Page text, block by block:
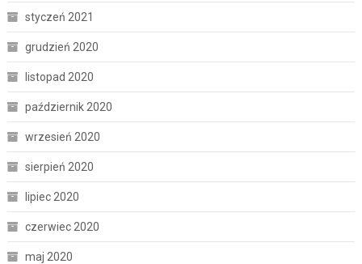
styczeń 2021
grudzień 2020
listopad 2020
październik 2020
wrzesień 2020
sierpień 2020
lipiec 2020
czerwiec 2020
maj 2020